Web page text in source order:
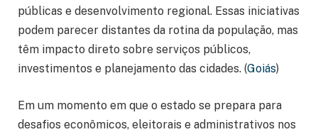
públicas e desenvolvimento regional. Essas iniciativas
podem parecer distantes da rotina da população, mas
têm impacto direto sobre serviços públicos,
investimentos e planejamento das cidades. (Goiás)
Em um momento em que o estado se prepara para
desafios econômicos, eleitorais e administrativos nos